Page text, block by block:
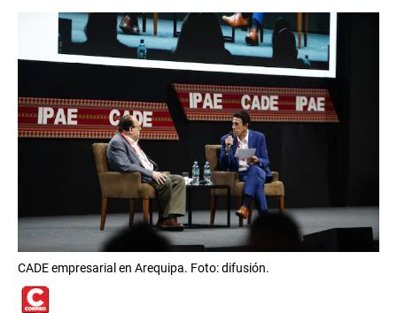
CADE empresarial en Arequipa. Foto: difusión.